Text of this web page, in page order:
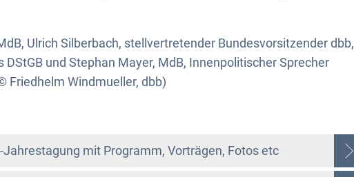
Ulrich Silberbach, stellvertretender Bundesvorsitzender dbb,
und Stephan Mayer, MdB, Innenpolitischer Sprecher
Friedhelm Windmueller, dbb)
mit Programm, Vorträgen, Fotos etc